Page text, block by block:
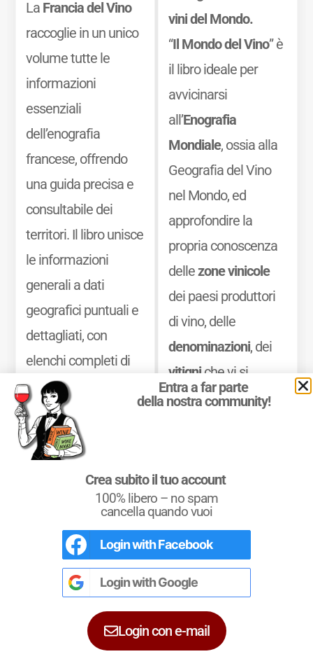
La Francia del Vino
raccoglie in un unico
volume tutte le
informazioni
essenziali
dell’enografia
francese, offrendo
una guida precisa e
consultabile dei
territori. Il libro unisce
le informazioni
generali a dati
geografici puntuali e
dettagliati, con
elenchi completi di
appellations,
dénominations
classements
una sintesi chiara
delle principali
caratteristiche
organolettiche dei
vini delle diverse
Mostra di più
vini del Mondo.
“Il Mondo del Vino” è
il libro ideale per
avvicinarsi
all’Enografia
Mondiale, ossia alla
Geografia del Vino
nel Mondo, ed
approfondire la
propria conoscenza
dellezone vinicole
dei paesi produttori
di vino, delle
denominazioni, dei
vitigniche vi si
coltivano e deivini
L'Italia del Vino
Nel libro leRegioni del Vino d’Italiacon
tutte leDenominazioni, e le
dettagliateper leDOCGe leDOCdi
singole regioni.
Entra a far parte
della nostra community!
Crea subito il tuo account
100% libero – no spam
cancella quando vuoi
Login withFacebook
Login withGoogle
Login con e-mail